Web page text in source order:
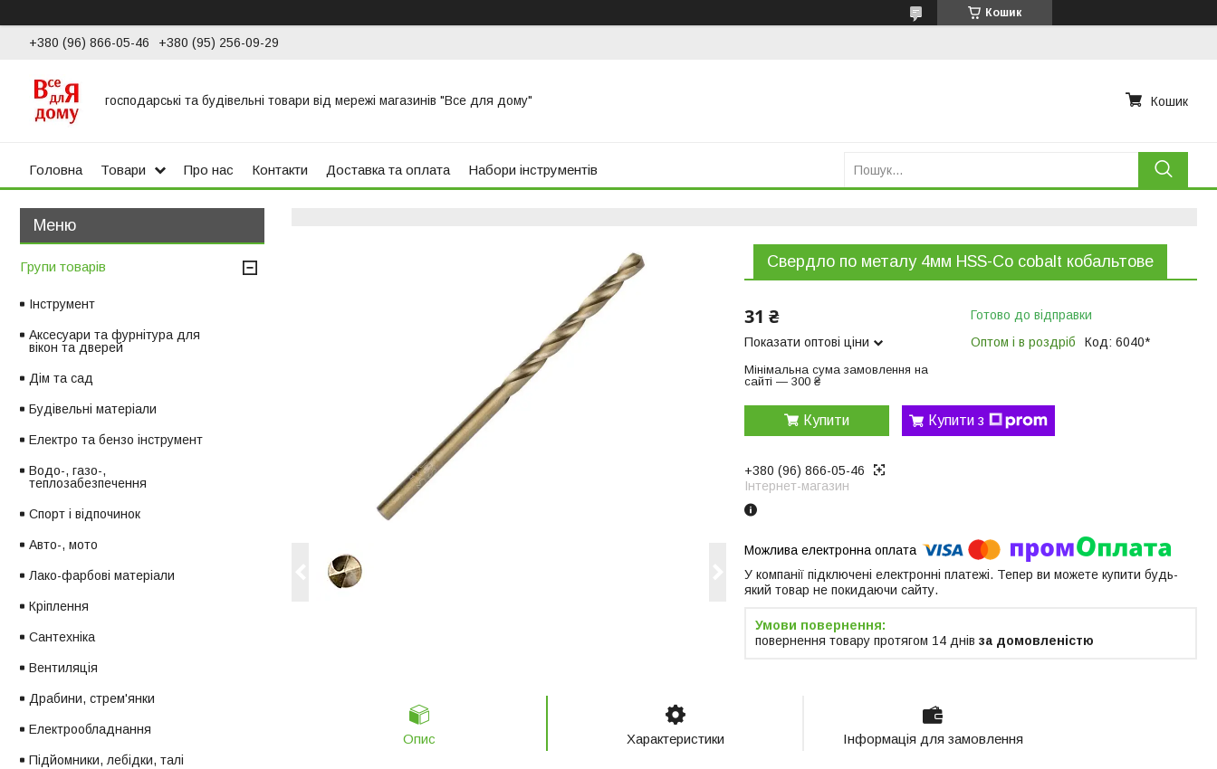
Кошик
+380 (96) 866-05-46 +380 (95) 256-09-29
господарські та будівельні товари від мережі магазинів "Все для дому" Кошик
Головна Товари Про нас Контакти Доставка та оплата Набори інструментів
Свердло по металу 4мм HSS-Co cobalt кобальтове
31 ₴
Показати оптові ціни
Мінімальна сума замовлення на
сайті — 300 ₴
Готово до відправки
Оптом і в роздріб
Код: 6040*
Купити Купити з
+380 (96) 866-05-46
Інтернет-магазин
У компанії підключені електронні платежі. Тепер ви можете купити будь-
який товар не покидаючи сайту.
повернення товару протягом 14 днів за домовленістю
Опис Характеристики Інформація для замовлення
Групи товарів
Інструмент
Аксесуари та фурнітура для
вікон та дверей
Дім та сад
Будівельні матеріали
Електро та бензо інструмент
Водо-, газо-,
теплозабезпечення
Спорт і відпочинок
Авто-, мото
Лако-фарбові матеріали
Кріплення
Сантехніка
Вентиляція
Драбини, стрем'янки
Електрообладнання
Підйомники, лебідки, талі